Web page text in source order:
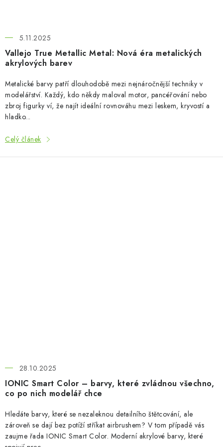
Vallejo True Metallic Metal: Nová éra metalických
akrylových barev
5.11.2025
Metalické barvy patří dlouhodobě mezi nejnáročnější techniky v
modelářství. Každý, kdo někdy maloval motor, pancéřování nebo
zbroj figurky ví, že najít ideální rovnováhu mezi leskem, kryvostí a
hladko...
Celý článek
IONIC Smart Color – barvy, které zvládnou všechno,
co po nich modelář chce
28.10.2025
Hledáte barvy, které se nezaleknou detailního štětcování, ale
zároveň se dají bez potíží stříkat airbrushem? V tom případě vás
zaujme řada IONIC Smart Color. Moderní akrylové barvy, které